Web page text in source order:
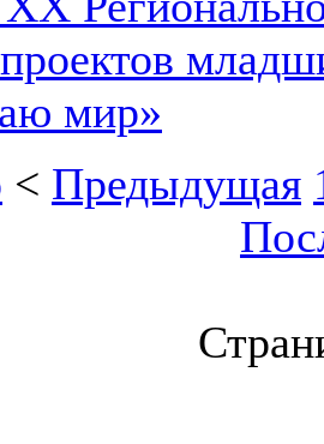
мир»
< Предыдущая